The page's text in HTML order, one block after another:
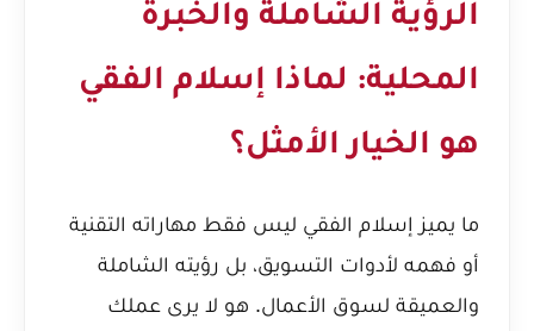
الرؤية الشاملة والخبرة
المحلية: لماذا إسلام الفقي
هو الخيار الأمثل؟
ما يميز إسلام الفقي ليس فقط مهاراته التقنية
أو فهمه لأدوات التسويق، بل رؤيته الشاملة
والعميقة لسوق الأعمال. هو لا يرى عملك